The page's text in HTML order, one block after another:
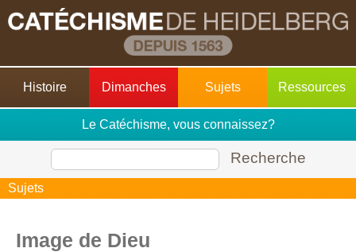
Histoire Dimanches Sujets Ressources
Le Catéchisme, vous connaissez?
Recherche
Sujets
Image de Dieu